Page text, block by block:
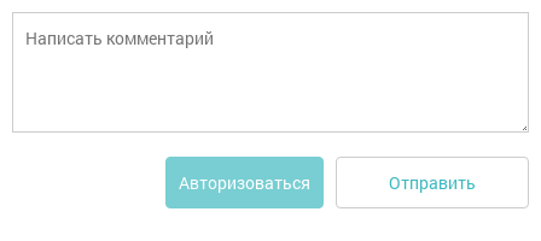
Авторизоваться Отправить